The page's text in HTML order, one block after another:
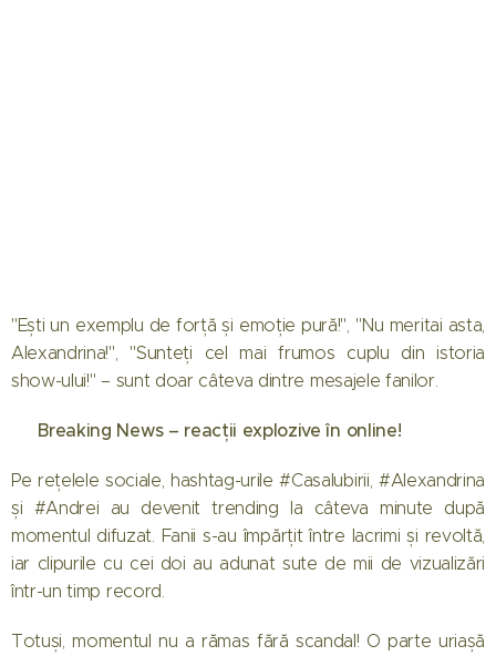
"Ești un exemplu de forță și emoție pură!", "Nu meritai asta,
Alexandrina!", "Sunteți cel mai frumos cuplu din istoria
show-ului!" – sunt doar câteva dintre mesajele fanilor.
🚨 Breaking News – reacții explozive în online!
Pe rețelele sociale, hashtag-urile #CasaIubirii, #Alexandrina
și #Andrei au devenit trending la câteva minute după
momentul difuzat. Fanii s-au împărțit între lacrimi și revoltă,
iar clipurile cu cei doi au adunat sute de mii de vizualizări
într-un timp record.
Totuși, momentul nu a rămas fără scandal! O parte uriașă